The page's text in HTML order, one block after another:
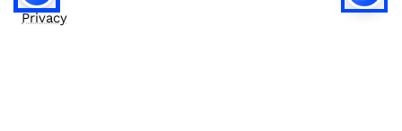
Privacy